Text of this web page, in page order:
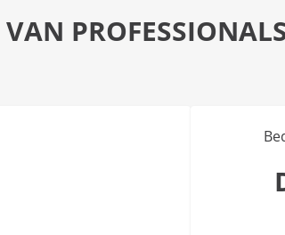
VAN